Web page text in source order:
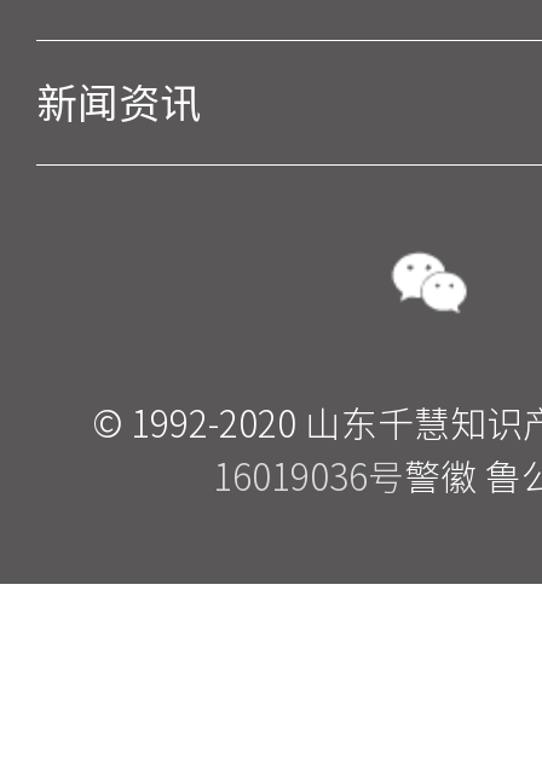
新闻资讯
© 1992-2020 山东千慧知
16019036号警徽 鲁